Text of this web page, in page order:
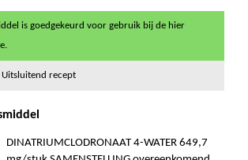
is goedgekeurd voor gebruik bij de hier
recept
DINATRIUMCLODRONAAT 4-WATER 649,7